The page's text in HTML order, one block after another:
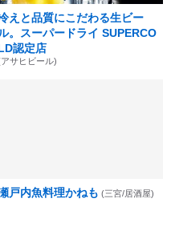
えと品質にこだわる生ビー
。スーパードライ SUPERCO
認定店
サヒビール)
戸内魚料理かねも (三宮/居酒屋)